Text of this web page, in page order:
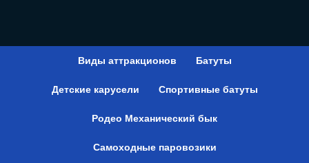
Виды аттракционов Батуты
Детские карусели Спортивные батуты
Родео Механический бык
Самоходные паровозики